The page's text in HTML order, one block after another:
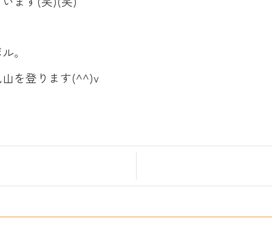
。
を登ります(^^)v